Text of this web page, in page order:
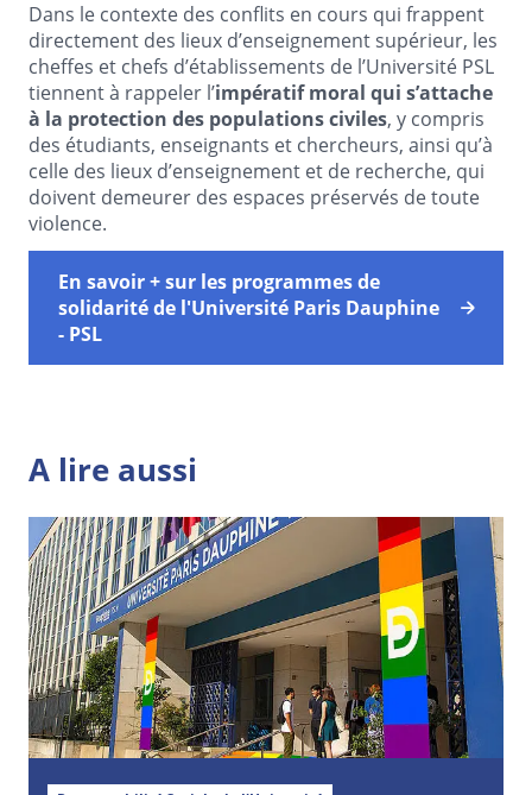
Dans le contexte des conflits en cours qui frappent
directement des lieux d’enseignement supérieur, les
cheffes et chefs d’établissements de l’Université PSL
tiennent à rappeler l’impératif moral qui s’attache
à la protection des populations civiles, y compris
des étudiants, enseignants et chercheurs, ainsi qu’à
celle des lieux d’enseignement et de recherche, qui
doivent demeurer des espaces préservés de toute
violence.
En savoir + sur les programmes de
solidarité de l'Université Paris Dauphine
- PSL
A lire aussi